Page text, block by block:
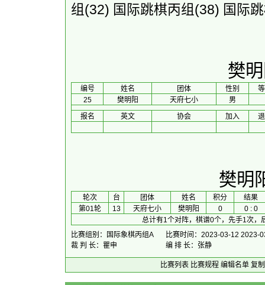
组(32) 国际跳棋丙组(38) 国际
樊
编号 姓名 团体 性别
25
樊明阳 天府七小
男
报名
英文 协会 加入
樊明
轮次 台 团体 姓名 积分
结果
第01轮
13 天府七小 樊明阳 0
0 : 0
总计有1个对阵，棋谱0个，先手1次，
比赛组别：国际象棋丙组A
比赛时间：2023-03-12 2023-
裁 判 长：瞿申
编 排 长：张静
比赛列表 比赛规程 编辑名单 复